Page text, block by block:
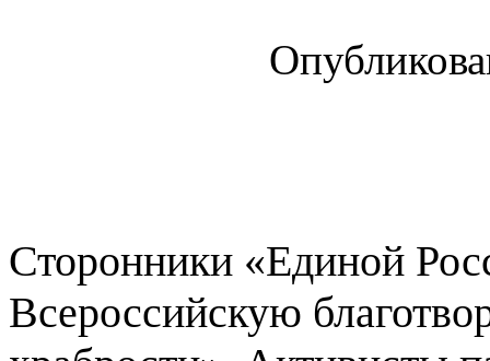
Сторонники «Единой
Всероссийскую